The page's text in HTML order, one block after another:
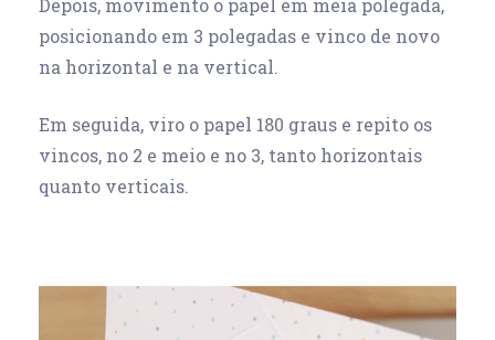
Depois, movimento o papel em meia polegada,
posicionando em 3 polegadas e vinco de novo
na horizontal e na vertical.
Em seguida, viro o papel 180 graus e repito os
vincos, no 2 e meio e no 3, tanto horizontais
quanto verticais.